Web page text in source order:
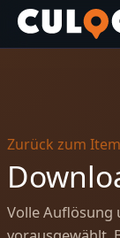
Zurück zum Item
Volle Auflösung